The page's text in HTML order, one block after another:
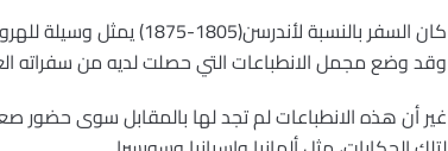
كان السفر بالنسبة
وقد وضع مجمل الانطباعات التي حصلت لديه من سفراته
غير أن هذه الانطباعات لم تجد لها بالمقابل سوى